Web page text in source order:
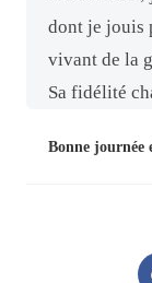
dont je jouis
vivant de la
Sa fidélité
Bonne journée